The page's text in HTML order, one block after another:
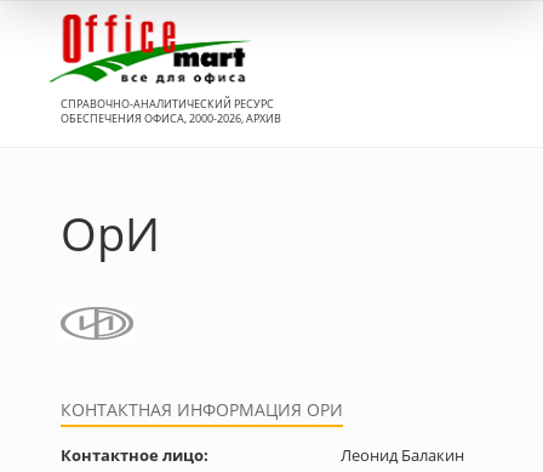
СПРАВОЧНО-АНАЛИТИЧЕСКИЙ РЕСУРС
ОБЕСПЕЧЕНИЯ ОФИСА, 2000-2026, АРХИВ
ОрИ
КОНТАКТНАЯ ИНФОРМАЦИЯ ОРИ
Контактное лицо:
Леонид Балакин